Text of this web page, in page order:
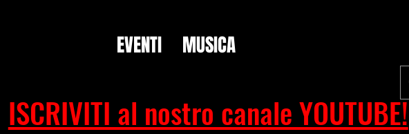
ISCRIVITI al nostro canale YOUTUBE!
EVENTI MUSICA